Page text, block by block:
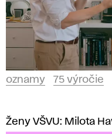
oznamy 75 výročie
Ženy VŠVU: Milota